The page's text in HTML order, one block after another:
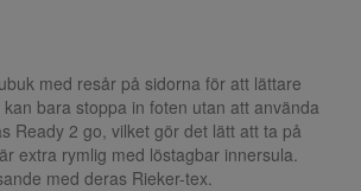
med resår på sidorna för att lättare
bara stoppa in foten utan att använda
Ready 2 go, vilket gör det lätt att ta på
extra rymlig med löstagbar innersula.
med deras Rieker-tex.